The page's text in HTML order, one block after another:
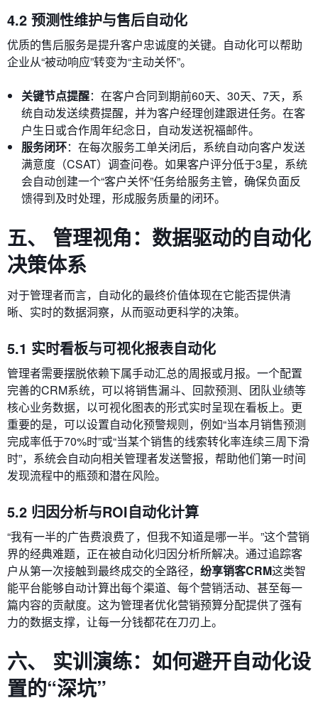
4.2 预测性维护与售后自动化
优质的售后服务是提升客户忠诚度的关键。自动化可以帮助
企业从“被动响应”转变为“主动关怀”。
关键节点提醒：在客户合同到期前60天、30天、7天，系
统自动发送续费提醒，并为客户经理创建跟进任务。在客
户生日或合作周年纪念日，自动发送祝福邮件。
服务闭环：在每次服务工单关闭后，系统自动向客户发送
满意度（CSAT）调查问卷。如果客户评分低于3星，系统
会自动创建一个“客户关怀”任务给服务主管，确保负面反
馈得到及时处理，形成服务质量的闭环。
五、 管理视角：数据驱动的自动化
决策体系
对于管理者而言，自动化的最终价值体现在它能否提供清
晰、实时的数据洞察，从而驱动更科学的决策。
5.1 实时看板与可视化报表自动化
管理者需要摆脱依赖下属手动汇总的周报或月报。一个配置
完善的CRM系统，可以将销售漏斗、回款预测、团队业绩等
核心业务数据，以可视化图表的形式实时呈现在看板上。更
重要的是，可以设置自动化预警规则，例如“当本月销售预测
完成率低于70%时”或“当某个销售的线索转化率连续三周下滑
时”，系统会自动向相关管理者发送警报，帮助他们第一时间
发现流程中的瓶颈和潜在风险。
5.2 归因分析与ROI自动化计算
“我有一半的广告费浪费了，但我不知道是哪一半。”这个营销
界的经典难题，正在被自动化归因分析所解决。通过追踪客
户从第一次接触到最终成交的全路径， 纷享销客CRM这类智
能平台能够自动计算出每个渠道、每个营销活动、甚至每一
篇内容的贡献度。这为管理者优化营销预算分配提供了强有
力的数据支撑，让每一分钱都花在刀刃上。
六、 实训演练：如何避开自动化设
置的“深坑”